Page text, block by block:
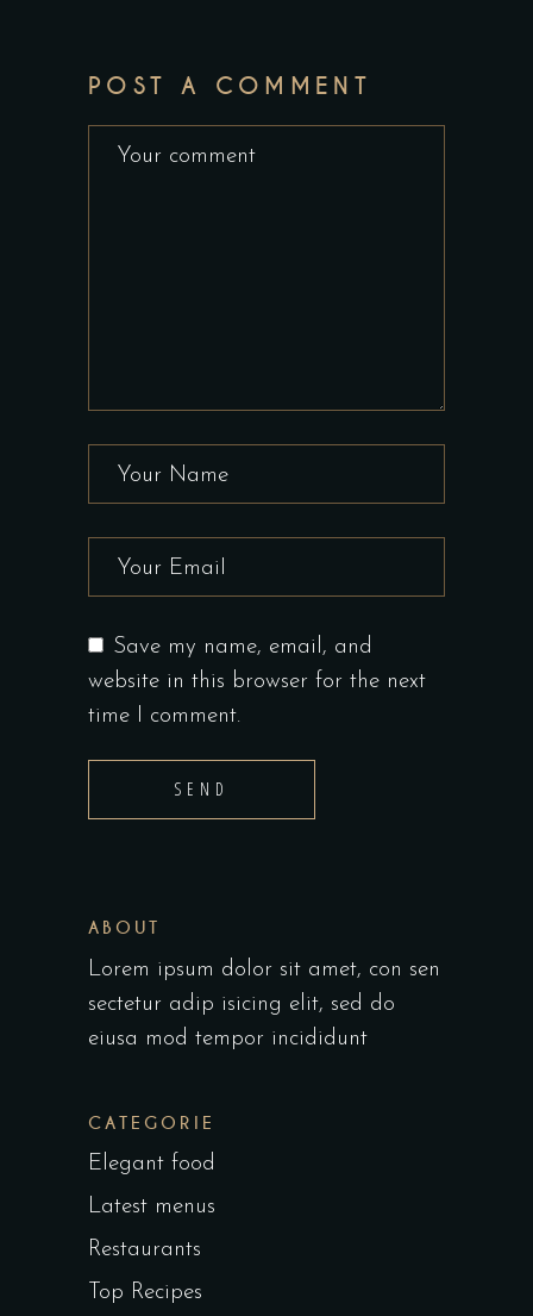
POST A COMMENT
Save my name, email, and
website in this browser for the next
time I comment.
SEND
ABOUT
Lorem ipsum dolor sit amet, con sen
sectetur adip isicing elit, sed do
eiusa mod tempor incididunt
CATEGORIE
Elegant food
Latest menus
Restaurants
Top Recipes